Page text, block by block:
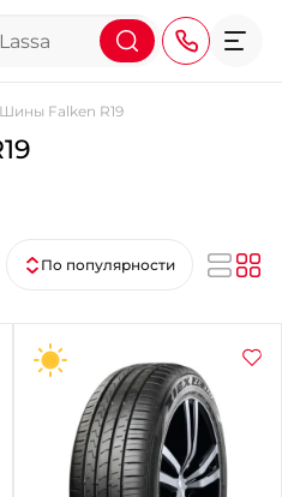
+38 (095) 276-44-44
+38 (067) 911-14-14
- на Щепкина
+38 (098) 911-911-0
- на Тополе
+38 (098) 911-911-4
- на Калиновой
Шины Falken R19
По популярности